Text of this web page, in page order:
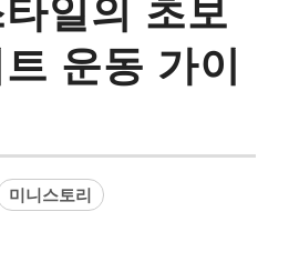
일의 초보
운동 가이
미니스토리